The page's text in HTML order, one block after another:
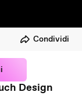
Condividi
Design